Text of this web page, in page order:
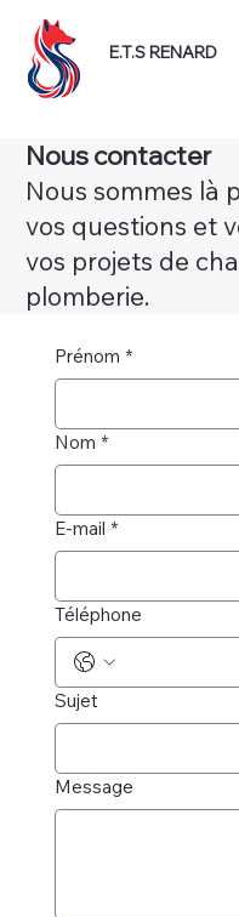
E.T.S RENARD
Nous contacter
Nous sommes là
vos questions et
vos projets de
plomberie.
Prénom *
Nom *
E-mail *
Téléphone
Sujet
Message